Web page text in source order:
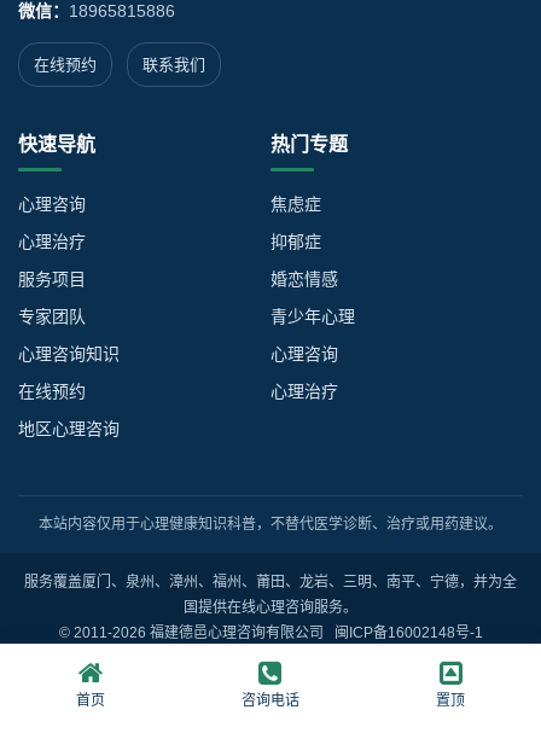
微信： 18965815886
在线预约 联系我们
快速导航
心理咨询
心理治疗
服务项目
专家团队
心理咨询知识
在线预约
地区心理咨询
热门专题
焦虑症
抑郁症
婚恋情感
青少年心理
心理咨询
心理治疗
本站内容仅用于心理健康知识科普，不替代医学诊断、治疗或用药建议。
服务覆盖厦门、泉州、漳州、福州、莆田、龙岩、三明、南平、宁德，并为全
国提供在线心理咨询服务。
© 2011-2026 福建德邑心理咨询有限公司
闽ICP备16002148号-1
首页 咨询电话 置顶